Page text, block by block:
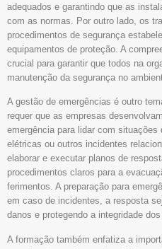
adequados e garantindo que as
com as normas. Por outro lado, os
procedimentos de segurança
equipamentos de proteção. A
crucial para garantir que todos na
manutenção da segurança no
A gestão de emergências é outro
requer que as empresas
emergência para lidar com
elétricas ou outros incidentes
elaborar e executar planos de
procedimentos claros para a
ferimentos. A preparação para
em caso de incidentes, a resposta
danos e protegendo a integridade
A formação também enfatiza a